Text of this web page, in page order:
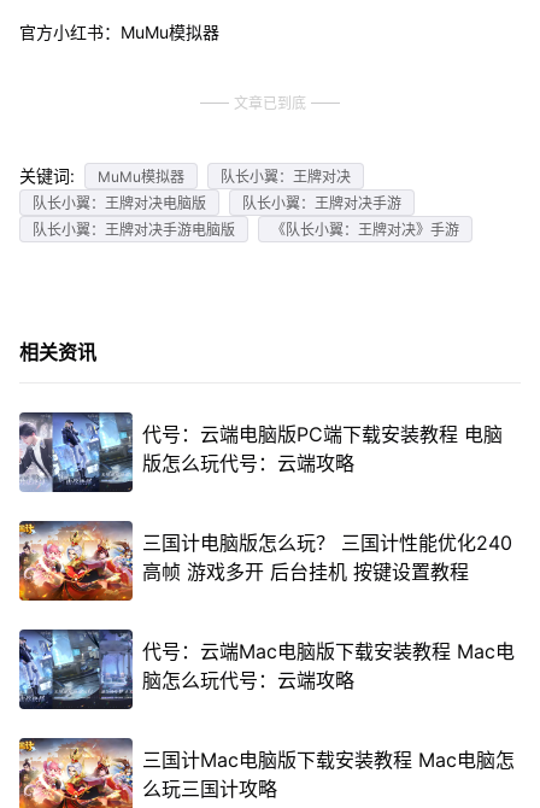
官方小红书：MuMu模拟器
文章已到底
关键词: MuMu模拟器
队长小翼：王牌对决
队长小翼：王牌对决电脑版
队长小翼：王牌对决手游
队长小翼：王牌对决手游电脑版
《队长小翼：王牌对决》手游
相关资讯
代号：云端电脑版PC端下载安装教程 电脑
版怎么玩代号：云端攻略
三国计电脑版怎么玩？ 三国计性能优化240
高帧 游戏多开 后台挂机 按键设置教程
代号：云端Mac电脑版下载安装教程 Mac电
脑怎么玩代号：云端攻略
三国计Mac电脑版下载安装教程 Mac电脑怎
么玩三国计攻略